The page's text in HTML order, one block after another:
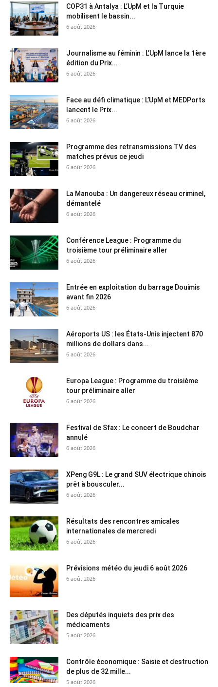
COP31 à Antalya : L’UpM et la Turquie
mobilisent le bassin...
6 août 2026
Journalisme au féminin : L’UpM lance la 1ère
édition du Prix...
6 août 2026
Face au défi climatique : L’UpM et MEDPorts
lancent le Prix...
6 août 2026
Programme des retransmissions TV des
matches prévus ce jeudi
6 août 2026
La Manouba : Un dangereux réseau criminel,
démantelé
6 août 2026
Conférence League : Programme du
troisième tour préliminaire aller
6 août 2026
Entrée en exploitation du barrage Douimis
avant fin 2026
6 août 2026
Aéroports US : les États-Unis injectent 870
millions de dollars dans...
6 août 2026
Europa League : Programme du troisième
tour préliminaire aller
6 août 2026
Festival de Sfax : Le concert de Boudchar
annulé
6 août 2026
XPeng G9L : Le grand SUV électrique chinois
prêt à bousculer...
6 août 2026
Résultats des rencontres amicales
internationales de mercredi
6 août 2026
Prévisions météo du jeudi 6 août 2026
6 août 2026
Des députés inquiets des prix des
médicaments
5 août 2026
Contrôle économique : Saisie et destruction
de plus de 32 mille...
5 août 2026